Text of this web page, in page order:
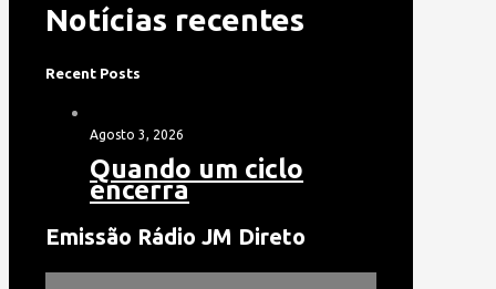
Notícias recentes
Recent Posts
Agosto 3, 2026
Quando um ciclo
encerra
Emissão Rádio JM Direto